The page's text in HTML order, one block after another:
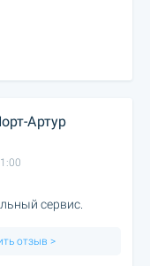
Артур
сервис.
отзыв >